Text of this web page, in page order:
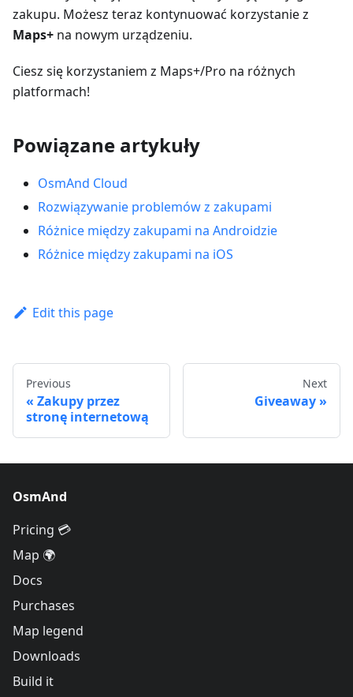
zakupu. Możesz teraz kontynuować korzystanie z
Maps+ na nowym urządzeniu.
Ciesz się korzystaniem z Maps+/Pro na różnych
platformach!
Powiązane artykuły
OsmAnd Cloud
Rozwiązywanie problemów z zakupami
Różnice między zakupami na Androidzie
Różnice między zakupami na iOS
Edit this page
Previous
Zakupy przez
stronę internetową
Next
Giveaway
OsmAnd
Pricing 💳
Map 🌍
Docs
Purchases
Map legend
Downloads
Build it